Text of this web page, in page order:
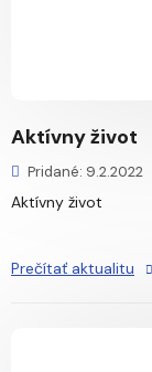
Aktívny život
Pridané: 9.2.2022
Aktívny život
Prečítať aktualitu